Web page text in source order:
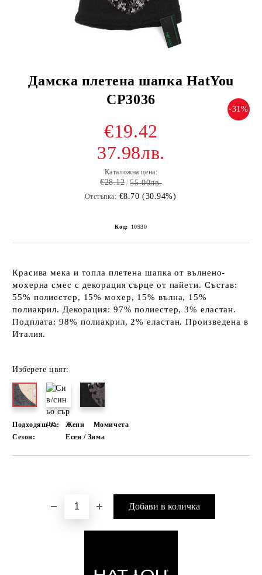
Дамска плетена шапка HatYou
CP3036
-31%
€19.42
37.98лв.
Каталожна цена:
€28.12 55.00лв.
Отстъпка: €8.70 (30.94%)
Код: 10930
Красива мека и топла плетена шапка от вълнено-
мохерна смес с декорация сърце от пайети. Състав:
55% полиестер, 15% мохер, 15% вълна, 15%
полиакрил. Декорация: 97% полиестер, 3% еластан.
Подплата: 98% полиакрил, 2% еластан. Произведена в
Италия.
Изберете цвят:
Подходящ за: Жени
Момичета
Сезон:
Есен / Зима